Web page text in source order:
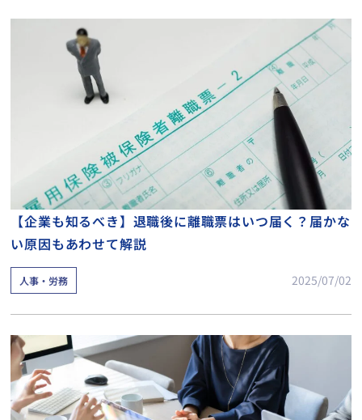
【企業も知るべき】退職後に離職票はいつ届く？届かな
い原因もあわせて解説
人事・労務 2025/07/02